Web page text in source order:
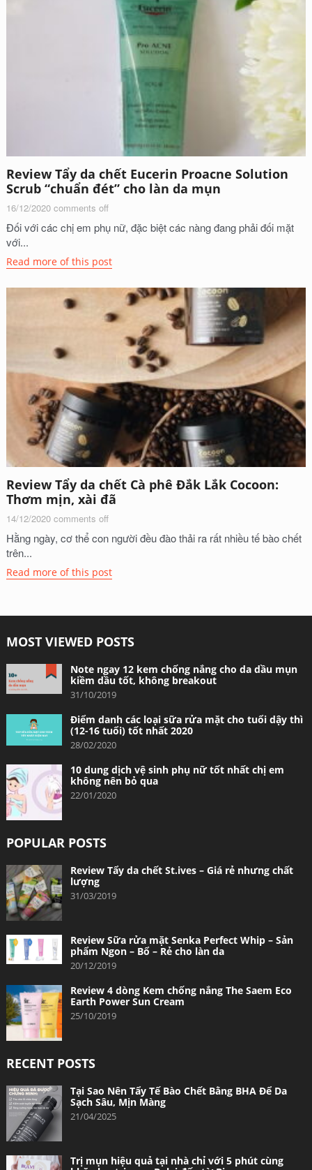
Review Tẩy da chết Eucerin Proacne Solution
Scrub “chuẩn đét” cho làn da mụn
16/12/2020 comments off
Đối với các chị em phụ nữ, đặc biệt các nàng đang phải đối mặt
với...
Read more of this post
Review Tẩy da chết Cà phê Đắk Lắk Cocoon:
Thơm mịn, xài đã
14/12/2020 comments off
Hằng ngày, cơ thể con người đều đào thải ra rất nhiều tế bào chết
trên...
Read more of this post
MOST VIEWED POSTS
Note ngay 12 kem chống nắng cho da dầu mụn
kiềm dầu tốt, không breakout
31/10/2019
Điểm danh các loại sữa rửa mặt cho tuổi dậy thì
(12-16 tuổi) tốt nhất 2020
28/02/2020
10 dung dịch vệ sinh phụ nữ tốt nhất chị em
không nên bỏ qua
22/01/2020
POPULAR POSTS
Review Tẩy da chết St.ives – Giá rẻ nhưng chất
lượng
31/03/2019
Review Sữa rửa mặt Senka Perfect Whip – Sản
phẩm Ngon – Bổ – Rẻ cho làn da
20/12/2019
Review 4 dòng Kem chống nắng The Saem Eco
Earth Power Sun Cream
25/10/2019
RECENT POSTS
Tại Sao Nên Tẩy Tế Bào Chết Bằng BHA Để Da
Sạch Sâu, Mịn Màng
21/04/2025
Trị mụn hiệu quả tại nhà chỉ với 5 phút cùng